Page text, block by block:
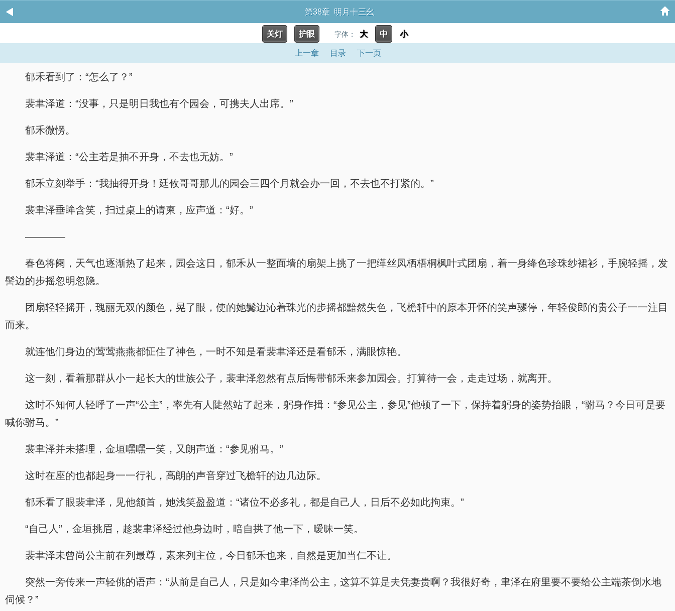
第38章 明月十三幺
关灯 护眼 字体： 大 中 小
上一章 目录 下一页
郁禾看到了：“怎么了？”
裴聿泽道：“没事，只是明日我也有个园会，可携夫人出席。”
郁禾微愣。
裴聿泽道：“公主若是抽不开身，不去也无妨。”
郁禾立刻举手：“我抽得开身！廷攸哥哥那儿的园会三四个月就会办一回，不去也不打紧的。”
裴聿泽垂眸含笑，扫过桌上的请柬，应声道：“好。”
————
春色将阑，天气也逐渐热了起来，园会这日，郁禾从一整面墙的扇架上挑了一把缂丝凤栖梧桐枫叶式团扇，着一身绛色珍珠纱裙衫，手腕轻摇，发
髻边的步摇忽明忽隐。
团扇轻轻摇开，瑰丽无双的颜色，晃了眼，使的她鬓边沁着珠光的步摇都黯然失色，飞檐轩中的原本开怀的笑声骤停，年轻俊郎的贵公子一一注目
而来。
就连他们身边的莺莺燕燕都怔住了神色，一时不知是看裴聿泽还是看郁禾，满眼惊艳。
这一刻，看着那群从小一起长大的世族公子，裴聿泽忽然有点后悔带郁禾来参加园会。打算待一会，走走过场，就离开。
这时不知何人轻呼了一声“公主”，率先有人陡然站了起来，躬身作揖：“参见公主，参见”他顿了一下，保持着躬身的姿势抬眼，“驸马？今日可是要
喊你驸马。”
裴聿泽并未搭理，金垣嘿嘿一笑，又朗声道：“参见驸马。”
这时在座的也都起身一一行礼，高朗的声音穿过飞檐轩的边几边际。
郁禾看了眼裴聿泽，见他颔首，她浅笑盈盈道：“诸位不必多礼，都是自己人，日后不必如此拘束。”
“自己人”，金垣挑眉，趁裴聿泽经过他身边时，暗自拱了他一下，暧昧一笑。
裴聿泽未曾尚公主前在列最尊，素来列主位，今日郁禾也来，自然是更加当仁不让。
突然一旁传来一声轻佻的语声：“从前是自己人，只是如今聿泽尚公主，这算不算是夫凭妻贵啊？我很好奇，聿泽在府里要不要给公主端茶倒水地
伺候？”